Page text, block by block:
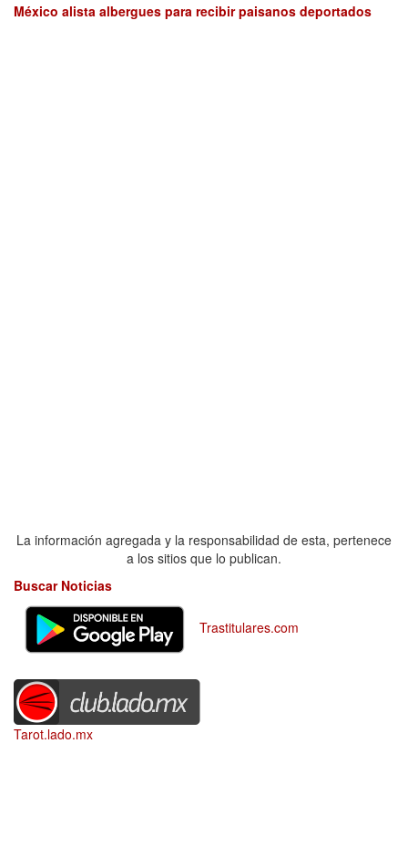
México alista albergues para recibir paisanos deportados
La información agregada y la responsabilidad de esta, pertenece
a los sitios que lo publican.
Buscar Noticias
Trastitulares.com
Tarot.lado.mx